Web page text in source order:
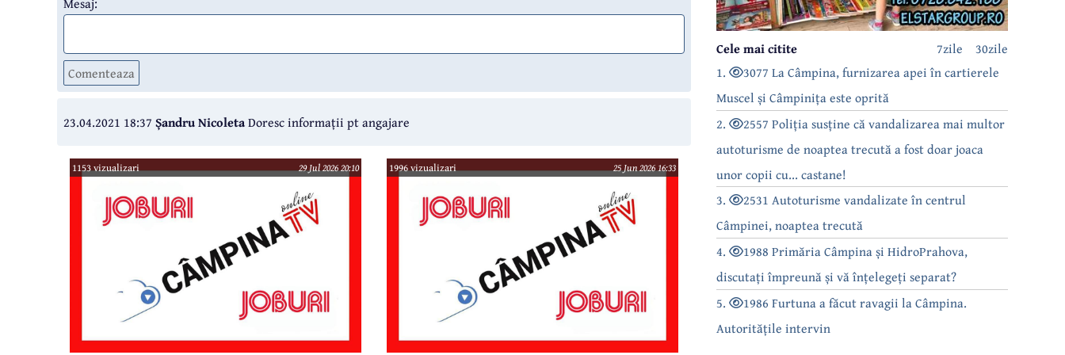
Comenteaza
23.04.2021 18:37 Șandru NicoletaDoresc informații pt angajare
30zile
7zile
Cele mai citite
1.
3077 La Câmpina, furnizarea apei în cartierele
Muscel și Câmpinița este oprită
2.
2557 Poliția susține că vandalizarea mai multor
autoturisme de noaptea trecută a fost doar joaca
unor copii cu... castane!
3.
2531 Autoturisme vandalizate în centrul
Câmpinei, noaptea trecută
4.
1988 Primăria Câmpina și HidroPrahova,
discutați împreună și vă înțelegeți separat?
5.
1986 Furtuna a făcut ravagii la Câmpina.
Autoritățile intervin
1153 vizualizari 29 Jul 2026 20:10 1996 vizualizari 25 Jun 2026 16:33